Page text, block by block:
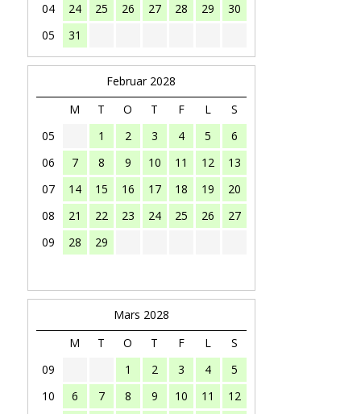
04
24 25 26 27 28 29
30
05
31
Februar 2028
M
T O T F L
S
05
1 2 3 4 5
6
06
7 8 9 10 11 12
13
07
14 15 16 17 18 19
20
08
21 22 23 24 25 26
27
09
28 29
Mars 2028
M
T O T F L
S
09
1 2 3 4
5
10
6 7 8 9 10 11
12